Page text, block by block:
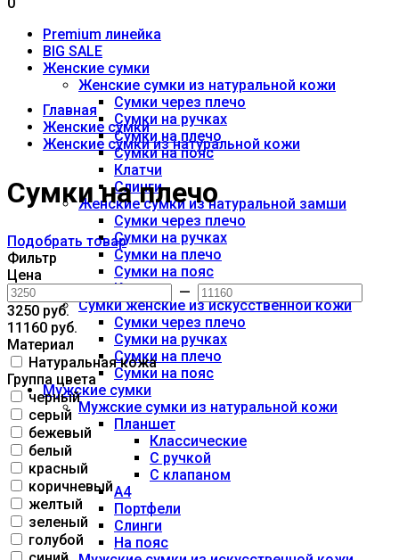
Premium линейка
BIG SALE
Женские сумки
Женские сумки из натуральной кожи
Сумки через плечо
Сумки на ручках
Сумки на плечо
Сумки на пояс
Клатчи
Слинги
Женские сумки из натуральной замши
Сумки через плечо
Сумки на ручках
Сумки на плечо
Сумки на пояс
Клатчи
Сумки женские из искусственной кожи
Сумки через плечо
Сумки на ручках
Сумки на плечо
Сумки на пояс
Мужские сумки
Мужские сумки из натуральной кожи
Планшет
Классические
С ручкой
С клапаном
А4
Портфели
Слинги
На пояс
Главная
Женские сумки
Женские сумки из натуральной кожи
Сумки на плечо
Подобрать товар
Фильтр
Цена
—
3250 руб.
11160 руб.
Материал
Натуральная кожа
Группа цвета
черный
серый
бежевый
белый
красный
коричневый
желтый
зеленый
голубой